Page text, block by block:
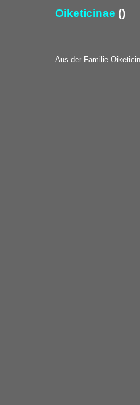
Oiketicinae ()
Aus der Familie